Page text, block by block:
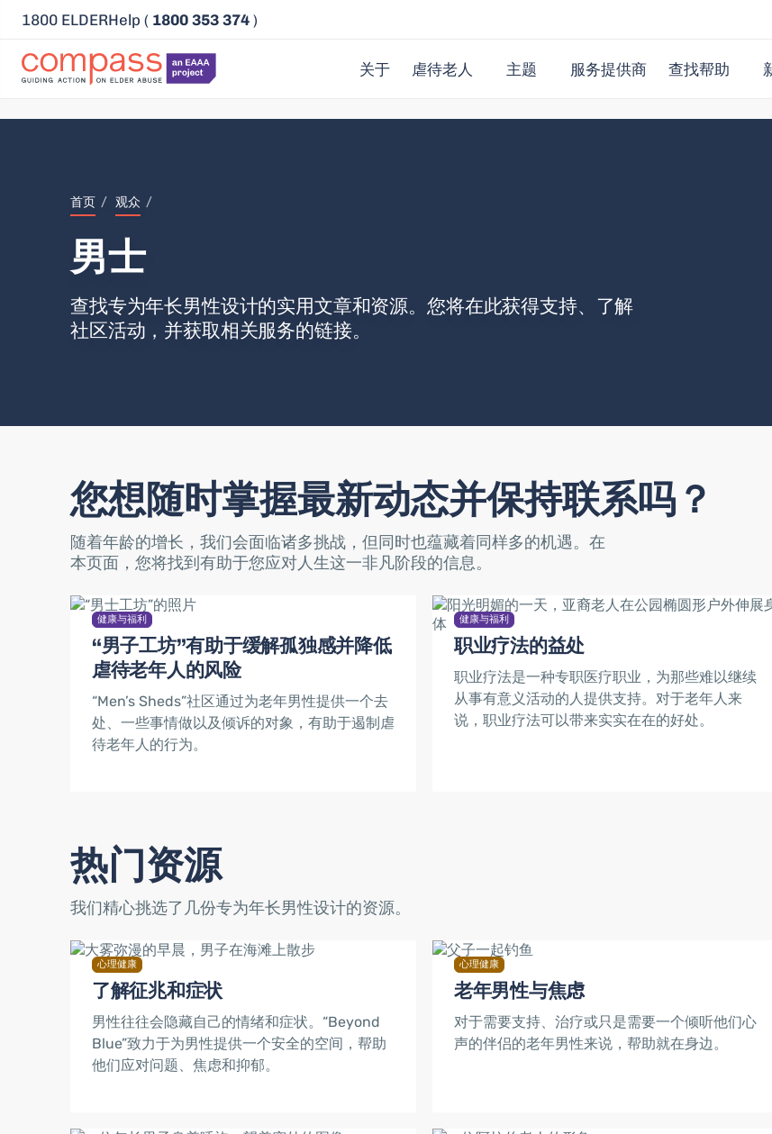
1800 ELDERHelp ( 1800 353 374 )
关于 虐待老人 主题 服务提供商 查找帮助
首页 / 观众 /
男士
查找专为年长男性设计的实用文章和资源。您将在此获得支持、了解
社区活动，并获取相关服务的链接。
您想随时掌握最新动态并保持联系吗？
随着年龄的增长，我们会面临诸多挑战，但同时也蕴藏着同样多的机遇。在
本页面，您将找到有助于您应对人生这一非凡阶段的信息。
健康与福利
“男子工坊”有助于缓解孤独感并降低
虐待老年人的风险
“Men’s Sheds”社区通过为老年男性提供一个去
处、一些事情做以及倾诉的对象，有助于遏制虐
待老年人的行为。
健康与福利
职业疗法的益处
职业疗法是一种专职医疗职业，为那些难以继续
从事有意义活动的人提供支持。对于老年人来
说，职业疗法可以带来实实在在的好处。
热门资源
我们精心挑选了几份专为年长男性设计的资源。
心理健康
了解征兆和症状
男性往往会隐藏自己的情绪和症状。“Beyond
Blue”致力于为男性提供一个安全的空间，帮助
他们应对问题、焦虑和抑郁。
心理健康
老年男性与焦虑
对于需要支持、治疗或只是需要一个倾听他们心
声的伴侣的老年男性来说，帮助就在身边。